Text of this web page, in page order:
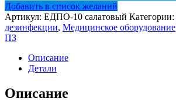
Добавить в список желаний
Артикул: ЕДПО-10 салатовый Категории:
дезинфекции, Медицинское оборудование
ПЗ
Описание
Детали
Описание